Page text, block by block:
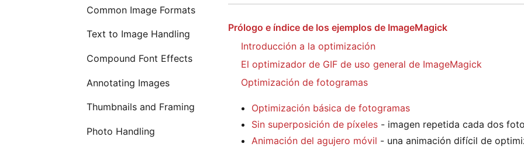
Common Image Formats
Text to Image Handling
Compound Font Effects
Annotating Images
Thumbnails and Framing
Photo Handling
Prólogo e índice de los ejemplos de ImageMagick
Introducción a la optimización
El optimizador de GIF de uso general de ImageMagick
Optimización de fotogramas
Optimización básica de fotogramas
Sin superposición de píxeles - imagen repetida cada dos
Animación del agujero móvil - una animación difícil de